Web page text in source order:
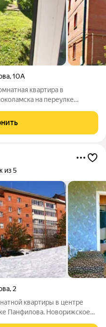
,10А
квартира в
на переулке
и социальная
школы,
из 5
, 2
квартиры в центре
Панфилова. Новорижское